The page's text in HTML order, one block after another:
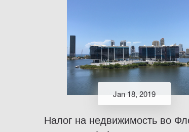
Jan 18, 2019
Налог на недвижимость во